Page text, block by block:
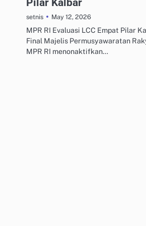
setnis May 12, 2026
MPR RI Evaluasi LCC Empat Pilar
Final Majelis Permusyawaratan
MPR RI menonaktifkan…